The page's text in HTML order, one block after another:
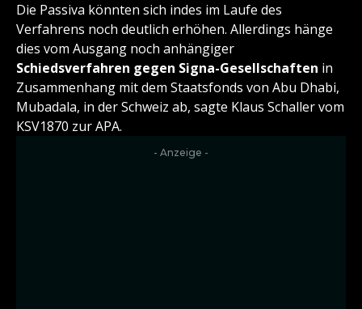
Die Passiva könnten sich indes im Laufe des
Verfahrens noch deutlich erhöhen. Allerdings hänge
dies vom Ausgang noch anhängiger
Schiedsverfahren gegen Signa-Gesellschaften in
Zusammenhang mit dem Staatsfonds von Abu Dhabi,
Mubadala, in der Schweiz ab, sagte Klaus Schaller vom
KSV1870 zur APA.
- Anzeige -